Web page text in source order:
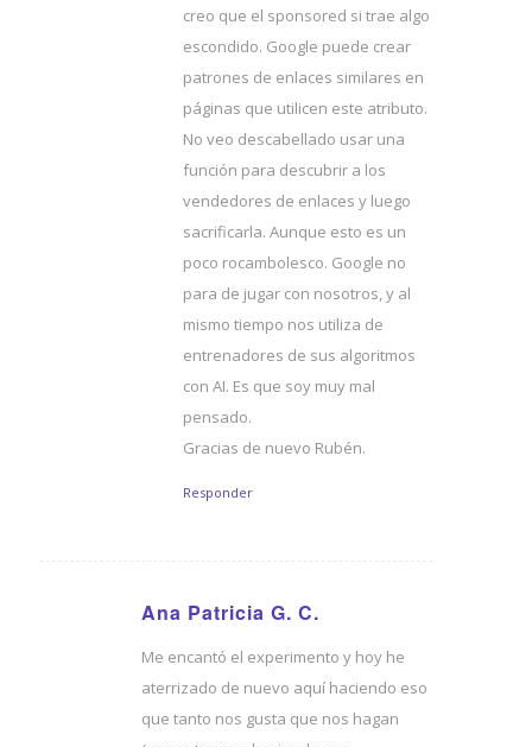
creo que el sponsored si trae algo
escondido. Google puede crear
patrones de enlaces similares en
páginas que utilicen este atributo.
No veo descabellado usar una
función para descubrir a los
vendedores de enlaces y luego
sacrificarla. Aunque esto es un
poco rocambolesco. Google no
para de jugar con nosotros, y al
mismo tiempo nos utiliza de
entrenadores de sus algoritmos
con AI. Es que soy muy mal
pensado.
Gracias de nuevo Rubén.
Responder
Ana Patricia G. C.
Me encantó el experimento y hoy he
aterrizado de nuevo aquí haciendo eso
que tanto nos gusta que nos hagan